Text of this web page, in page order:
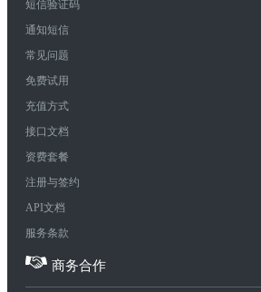
短信验证码
通知短信
常见问题
免费试用
充值方式
接口文档
资费套餐
注册与签约
API文档
服务条款
商务合作